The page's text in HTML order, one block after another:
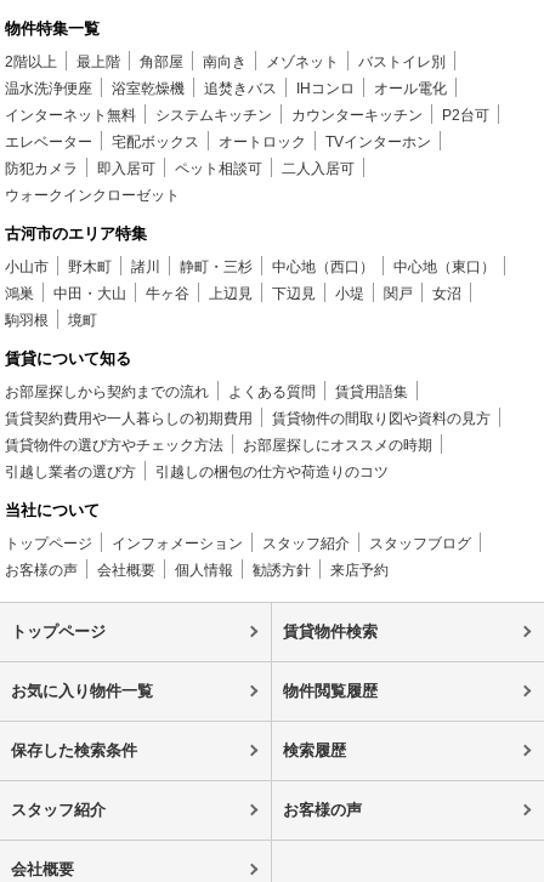
物件特集一覧
2階以上 最上階 角部屋 南向き メゾネット
バストイレ別
温水洗浄便座
浴室乾燥機 追焚きバス IHコンロ
オール電化
インターネット無料
システムキッチン カウンターキッチン
P2台可
エレベーター
宅配ボックス オートロック
TVインターホン
防犯カメラ
即入居可 ペット相談可
二人入居可
ウォークインクローゼット
古河市のエリア特集
小山市 野木町 諸川 静町・三杉 中心地（西口）
中心地（東口）
鴻巣
中田・大山 牛ヶ谷 上辺見 下辺見 小堤 関戸
女沼
駒羽根
境町
賃貸について知る
お部屋探しから契約までの流れ よくある質問
賃貸用語集
賃貸契約費用や一人暮らしの初期費用
賃貸物件の間取り図や資料の見方
賃貸物件の選び方やチェック方法
お部屋探しにオススメの時期
引越し業者の選び方
引越しの梱包の仕方や荷造りのコツ
当社について
トップページ インフォメーション スタッフ紹介
スタッフブログ
お客様の声
会社概要 個人情報 勧誘方針 来店予約
トップページ 賃貸物件検索
お気に入り物件一覧 物件閲覧履歴
保存した検索条件 検索履歴
スタッフ紹介 お客様の声
会社概要